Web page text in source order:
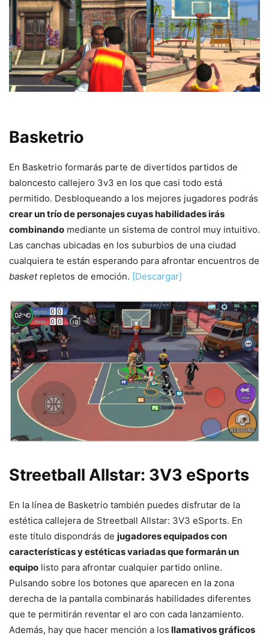
Basketrio
En Basketrio formarás parte de divertidos partidos de
baloncesto callejero 3v3 en los que casi todo está
permitido. Desbloqueando a los mejores jugadores podrás
crear un trío de personajes cuyas habilidades irás
combinando mediante un sistema de control muy intuitivo.
Las canchas ubicadas en los suburbios de una ciudad
cualquiera te están esperando para afrontar encuentros de
basketrepletos de emoción. [Descargar]
Streetball Allstar: 3V3 eSports
En la línea de Basketrio también puedes disfrutar de la
estética callejera de Streetball Allstar: 3V3 eSports. En
este título dispondrás de jugadores equipados con
características y estéticas variadas que formarán un
equipo listo para afrontar cualquier partido online.
Pulsando sobre los botones que aparecen en la zona
derecha de la pantalla combinarás habilidades diferentes
que te permitirán reventar el aro con cada lanzamiento.
Además, hay que hacer mención a los llamativos gráficos